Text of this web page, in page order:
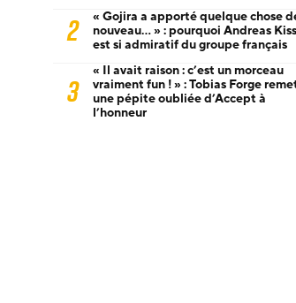
2
« Gojira a apporté quelque chose
nouveau… » : pourquoi Andreas
est si admiratif du groupe français
3
« Il avait raison : c’est un morceau
vraiment fun ! » : Tobias Forge
une pépite oubliée d’Accept à
l’honneur